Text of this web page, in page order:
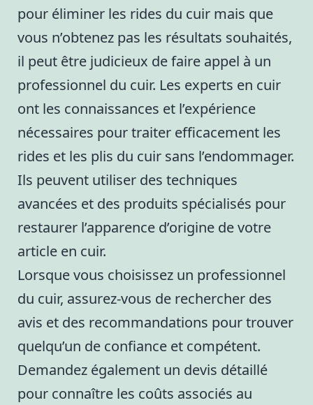
pour éliminer les rides du cuir mais que
vous n’obtenez pas les résultats souhaités,
il peut être judicieux de faire appel à un
professionnel du cuir. Les experts en cuir
ont les connaissances et l’expérience
nécessaires pour traiter efficacement les
rides et les plis du cuir sans l’endommager.
Ils peuvent utiliser des techniques
avancées et des produits spécialisés pour
restaurer l’apparence d’origine de votre
article en cuir.
Lorsque vous choisissez un professionnel
du cuir, assurez-vous de rechercher des
avis et des recommandations pour trouver
quelqu’un de confiance et compétent.
Demandez également un devis détaillé
pour connaître les coûts associés au